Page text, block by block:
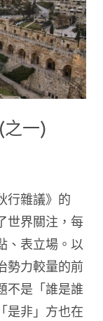
之一)
行雜議》的
世界關注，每
、表立場。以
勢力較量的前
不是「誰是誰
是非」方也在